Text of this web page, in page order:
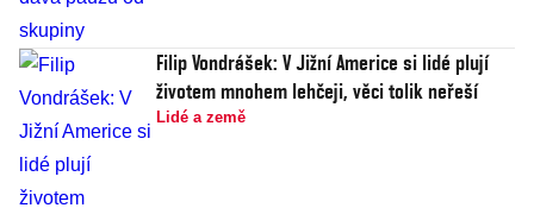
Filip Vondrášek: V Jižní Americe si lidé plují
životem mnohem lehčeji, věci tolik neřeší
Lidé a země